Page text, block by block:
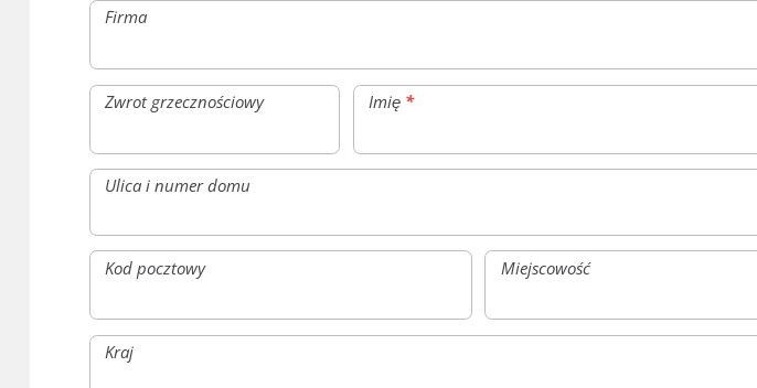
Firma
Zwrot grzecznościowy Imię *
Ulica i numer domu
Kod pocztowy Miejscowość
Kraj